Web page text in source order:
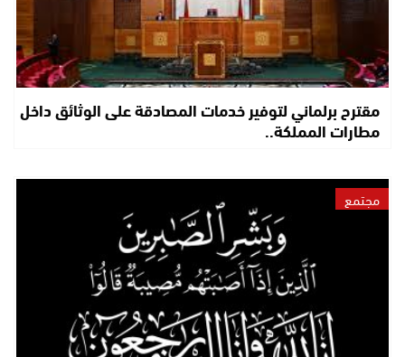
مقترح برلماني لتوفير خدمات المصادقة على الوثائق داخل
مطارات المملكة..
مجتمع